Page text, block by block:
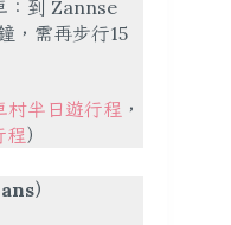
：到 Zannse
，需再步行15
村半日遊行程 ，
程）
）